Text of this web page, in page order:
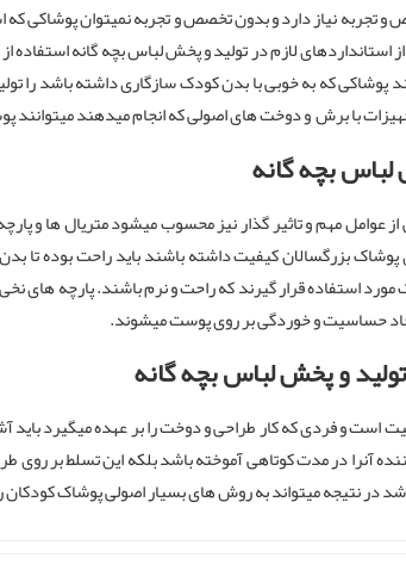
نیاز دارد و بدون تخصص و تجربه نمیتوان پوشاکی که
لازم در تولید و پخش لباس بچه گانه استفاده
پوشاکی که به خوبی با بدن کودک سازگاری داشته باشد را
با برش و دوخت های اصولی که انجام میدهند
لباس بچه گانه
عوامل مهم و تاثیر گذار نیز محسوب میشود متریال ها و
پوشاک بزرگسالان کیفیت داشته باشند باید راحت بوده
مورد استفاده قرار گیرند که راحت و نرم باشند. پارچه
حساسیت و خوردگی بر روی پوست میشوند.
و پخش لباس بچه گانه
و فردی که کار طراحی و دوخت را بر عهده میگیرد باید
آنرا در مدت کوتاهی آموخته باشد بلکه این تسلط بر
در نتیجه میتواند به روش های بسیار اصولی پوشاک کودکان